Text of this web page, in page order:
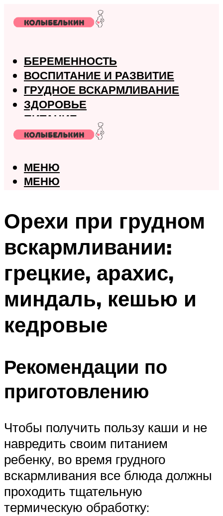
БЕРЕМЕННОСТЬ
ВОСПИТАНИЕ И РАЗВИТИЕ
ГРУДНОЕ ВСКАРМЛИВАНИЕ
ЗДОРОВЬЕ
ПИТАНИЕ
РОДЫ
МЕНЮ
МЕНЮ
Орехи при грудном
вскармливании:
грецкие, арахис,
миндаль, кешью и
кедровые
Рекомендации по
приготовлению
Чтобы получить пользу каши и не
навредить своим питанием
ребенку, во время грудного
вскармливания все блюда должны
проходить тщательную
термическую обработку: